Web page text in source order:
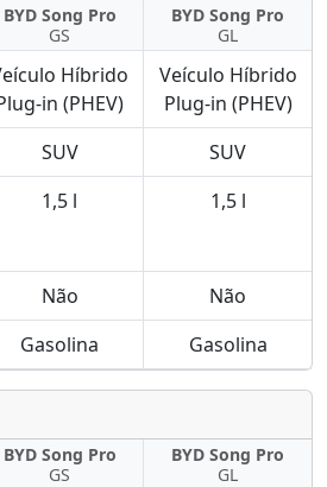
BYD Song Pro
GS
BYD Song Pro
GL
Híbrido
in (PHEV)
Veículo Híbrido
Plug-in (PHEV)
SUV SUV
1,5 l 1,5 l
Não Não
Gasolina Gasolina
BYD Song Pro
GS
BYD Song Pro
GL